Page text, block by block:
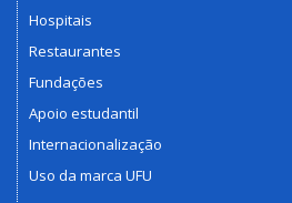
Hospitais
Restaurantes
Fundações
Apoio estudantil
Internacionalização
Uso da marca UFU